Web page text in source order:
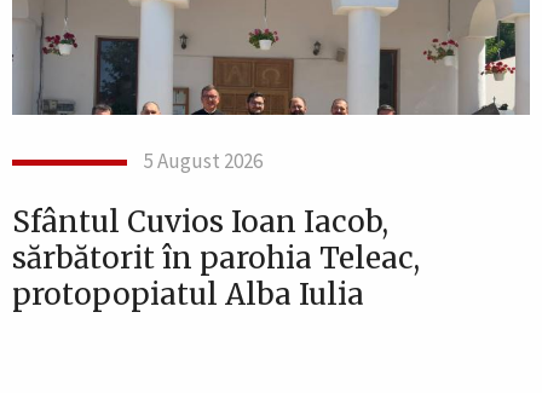
5 August 2026
Sfântul Cuvios Ioan Iacob,
sărbătorit în parohia Teleac,
protopopiatul Alba Iulia